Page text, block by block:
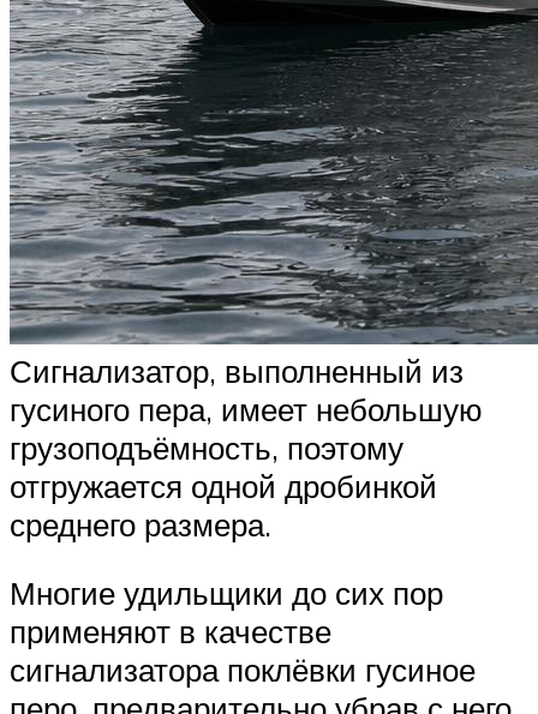
Сигнализатор, выполненный из
гусиного пера, имеет небольшую
грузоподъёмность, поэтому
отгружается одной дробинкой
среднего размера.
Многие удильщики до сих пор
применяют в качестве
сигнализатора поклёвки гусиное